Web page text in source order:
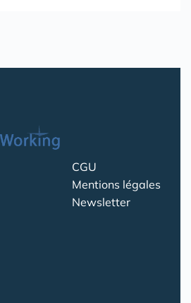
CGU
Mentions légales
Newsletter